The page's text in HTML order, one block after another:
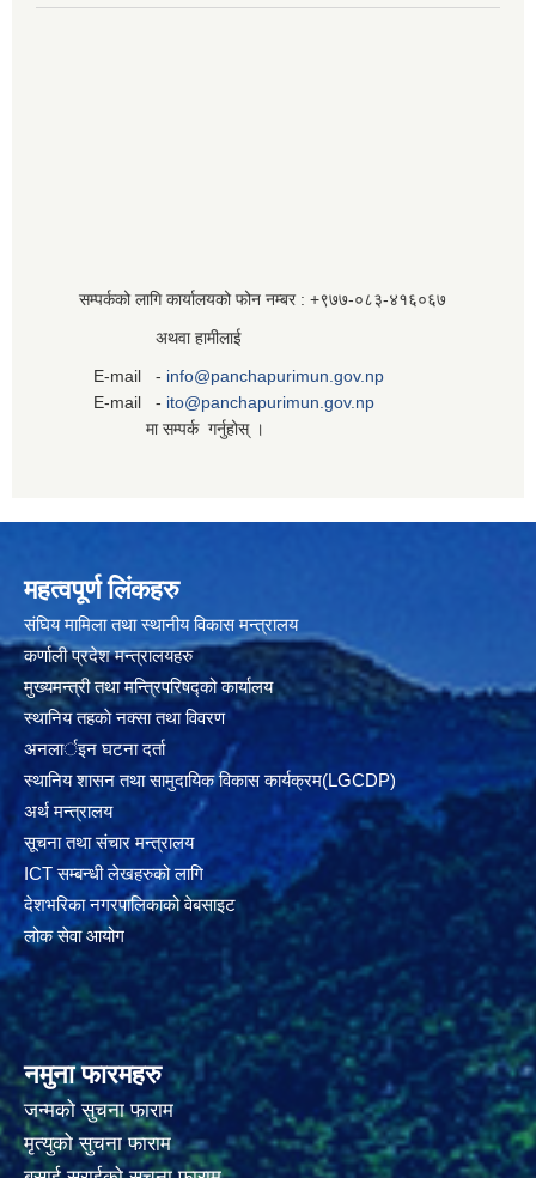
सम्पर्कको लागि कार्यालयको फोन नम्बर : +९७७-०८३‍-४१६०६७
अथवा हामीलाई
E-mail - info@panchapurimun.gov.np
E-mail - ito@panchapurimun.gov.np
मा सम्पर्क गर्नुहोस् ।
महत्वपूर्ण लिंकहरु
संघिय मामिला तथा स्थानीय विकास मन्त्रालय
कर्णाली प्रदेश मन्त्रालयहरु
मुख्यमन्त्री तथा मन्त्रिपरिषद्को कार्यालय
स्थानिय तहकाे नक्सा तथा विवरण
अनलार्इन घटना दर्ता
स्थानिय शासन तथा सामुदायिक विकास कार्यक्रम(LGCDP)
अर्थ मन्त्रालय
सूचना तथा संचार मन्त्रालय
ICT सम्बन्धी लेखहरुको लागि
देशभरिका नगरपालिकाको वेबसाइट
लोक सेवा आयोग
नमुना फारमहरु
जन्मको सुचना फाराम
मृत्युको सुचना फाराम